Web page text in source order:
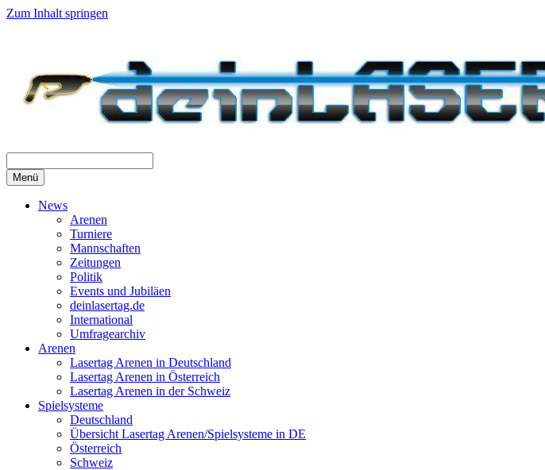
Zum Inhalt springen
Menü
News
Arenen
Turniere
Mannschaften
Zeitungen
Politik
Events und Jubiläen
deinlasertag.de
International
Umfragearchiv
Arenen
Lasertag Arenen in Deutschland
Lasertag Arenen in Österreich
Lasertag Arenen in der Schweiz
Spielsysteme
Deutschland
Übersicht Lasertag Arenen/Spielsysteme in DE
Österreich
Schweiz